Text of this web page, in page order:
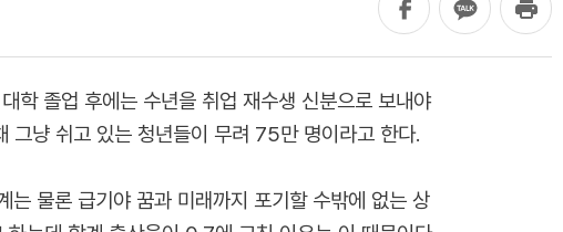
학 졸업 후에는 수년을 취업 재수생 신분으로 보내야
그냥 쉬고 있는 청년들이 무려 75만 명이라고 한다.
는 물론 급기야 꿈과 미래까지 포기할 수밖에 없는 상